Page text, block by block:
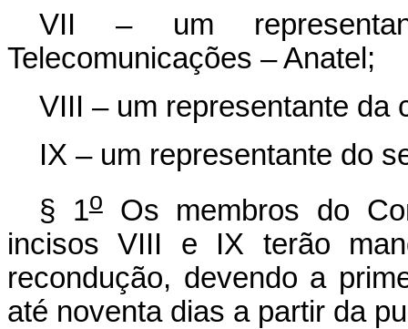
VII – um
Telecomunicações – Anatel;
VIII – um representante da
IX – um representante do
§ 1oOs membros do
incisos VIII e IX terão
recondução, devendo a
até noventa dias a partir da